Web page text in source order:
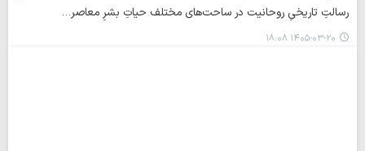
رسالتِ تاریخیِ روحانیت در ساحت‌های مختلف حیاتِ بشرِ معاصر…
۱۴۰۵-۰۳-۲۰ ۱۸:۰۸